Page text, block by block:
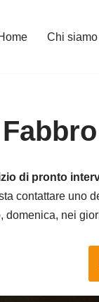
Chi siamo
di pronto
contattare uno
domenica, nei